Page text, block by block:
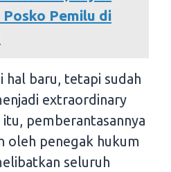
Pemilu di
hal baru, tetapi sudah
extraordinary
pemberantasannya
oleh penegak hukum
seluruh